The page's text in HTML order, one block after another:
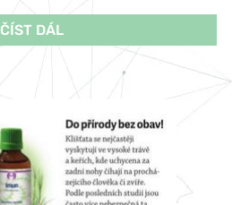
ČÍST DÁL